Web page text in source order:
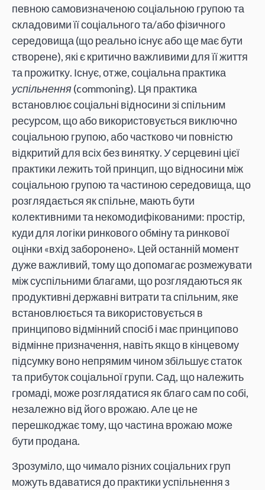
певною самовизначеною соціальною групою та
складовими її соціального та/або фізичного
середовища (що реально існує або ще має бути
створене), які є критично важливими для її життя
та прожитку. Існує, отже, соціальна практика
успільнення(commoning). Ця практика
встановлює соціальні відносини зі спільним
ресурсом, що або використовується виключно
соціальною групою, або частково чи повністю
відкритий для всіх без винятку. У серцевині цієї
практики лежить той принцип, що відносини між
соціальною групою та частиною середовища, що
розглядається як спільне, мають бути
колективними та некомодифікованими: простір,
куди для логіки ринкового обміну та ринкової
оцінки «вхід заборонено». Цей останній момент
дуже важливий, тому що допомагає розмежувати
між суспільними благами, що розглядаються як
продуктивні державні витрати та спільним, яке
встановлюється та використовується в
принципово відмінний спосіб і має принципово
відмінне призначення, навіть якщо в кінцевому
підсумку воно непрямим чином збільшує статок
та прибуток соціальної групи. Сад, що належить
громаді, може розглядатися як благо сам по собі,
незалежно від його врожаю. Але це не
перешкоджає тому, що частина врожаю може
бути продана.
Зрозуміло, що чимало різних соціальних груп
можуть вдаватися до практики успільнення з